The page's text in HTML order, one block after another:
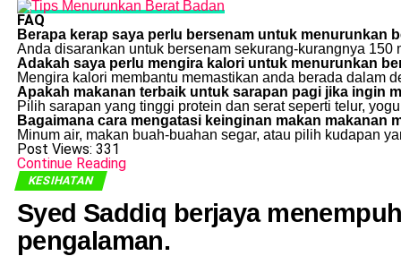
FAQ
Berapa kerap saya perlu bersenam untuk menurunkan
Anda disarankan untuk bersenam sekurang-kurangnya
Adakah saya perlu mengira kalori untuk menurunkan
Mengira kalori membantu memastikan anda berada dalam
Apakah makanan terbaik untuk sarapan pagi jika ingin
Pilih sarapan yang tinggi protein dan serat seperti telur,
Bagaimana cara mengatasi keinginan makan makanan
Minum air, makan buah-buahan segar, atau pilih kudapan
Post Views: 331
Continue Reading
KESIHATAN
Syed Saddiq berjaya
pengalaman.